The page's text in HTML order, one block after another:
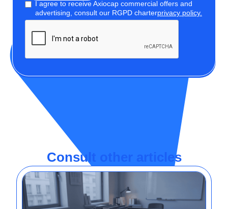
I agree to receive Axiocap commercial offers and
advertising, consult our RGPD charterprivacy policy.
Consult other articles